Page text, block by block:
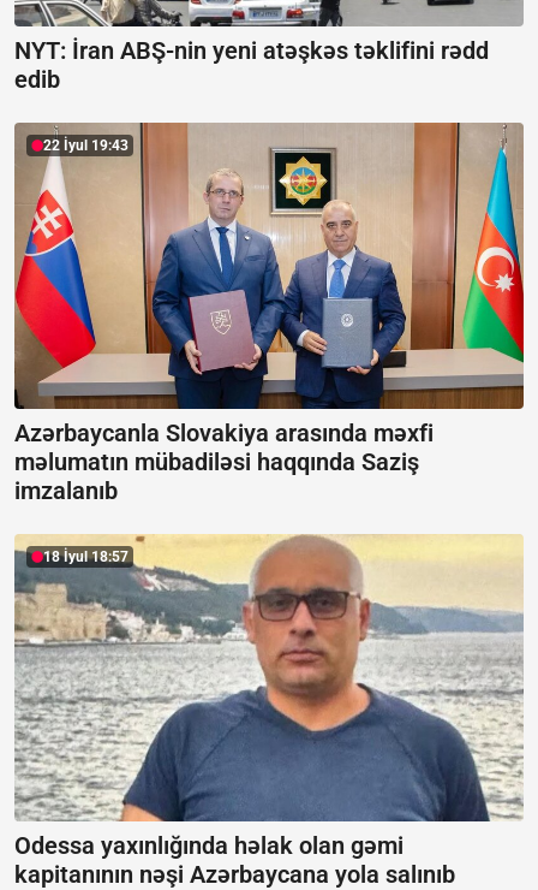
NYT: İran ABŞ-nin yeni atəşkəs təklifini rədd
edib
22 İyul 19:43
Azərbaycanla Slovakiya arasında məxfi
məlumatın mübadiləsi haqqında Saziş
imzalanıb
18 İyul 18:57
Odessa yaxınlığında həlak olan gəmi
kapitanının nəşi Azərbaycana yola salınıb